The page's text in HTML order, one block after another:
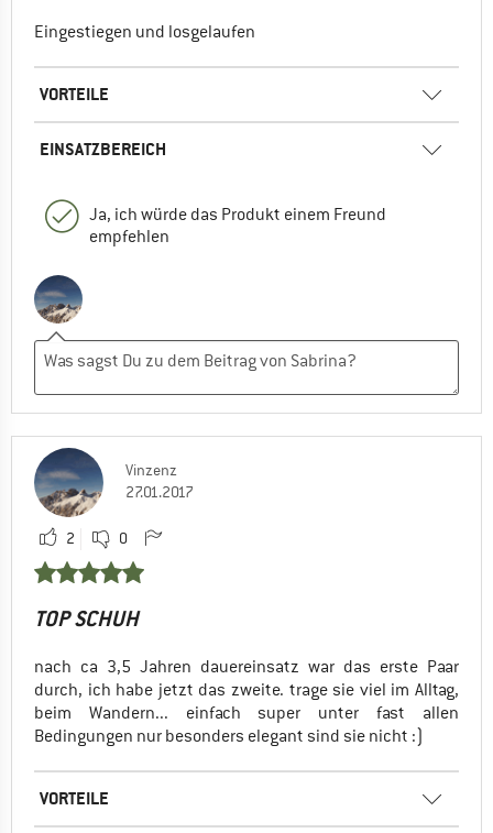
Eingestiegen und losgelaufen
VORTEILE
EINSATZBEREICH
Ja, ich würde das Produkt einem Freund
empfehlen
Vinzenz
27.01.2017
2 0
TOP SCHUH
nach ca 3,5 Jahren dauereinsatz war das erste Paar
durch, ich habe jetzt das zweite. trage sie viel im Alltag,
beim Wandern... einfach super unter fast allen
Bedingungen nur besonders elegant sind sie nicht :)
VORTEILE